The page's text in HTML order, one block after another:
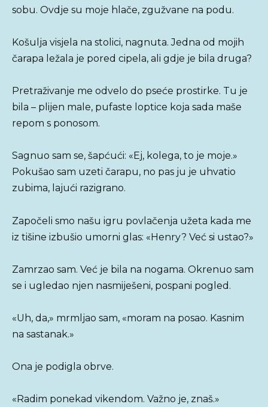
sobu. Ovdje su moje hlače, zgužvane na podu.
Košulja visjela na stolici, nagnuta. Jedna od mojih
čarapa ležala je pored cipela, ali gdje je bila druga?
Pretraživanje me odvelo do pseće prostirke. Tu je
bila – plijen male, pufaste loptice koja sada maše
repom s ponosom.
Sagnuo sam se, šapćući: «Ej, kolega, to je moje.»
Pokušao sam uzeti čarapu, no pas ju je uhvatio
zubima, lajući razigrano.
Započeli smo našu igru povlačenja užeta kada me
iz tišine izbušio umorni glas: «Henry? Već si ustao?»
Zamrzao sam. Već je bila na nogama. Okrenuo sam
se i ugledao njen nasmiješeni, pospani pogled.
«Uh, da,» mrmljao sam, «moram na posao. Kasnim
na sastanak.»
Ona je podigla obrve.
«Radim ponekad vikendom. Važno je, znaš.»